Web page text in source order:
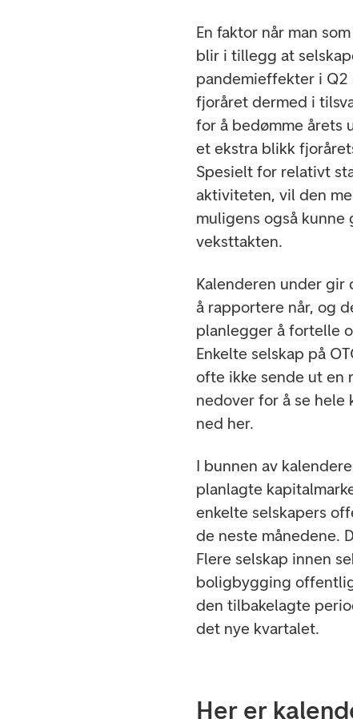
En faktor når man
blir i tillegg at
pandemieffekter i
fjoråret dermed i
for å bedømme årets
et ekstra blikk
Spesielt for relativt
aktiviteten, vil den
muligens også
veksttakten.
Kalenderen under gir
å rapportere når, og
planlegger å fortelle
Enkelte selskap på
ofte ikke sende ut en
nedover for å se
ned her.
I bunnen av
planlagte
enkelte selskapers
de neste månedene.
Flere selskap innen
boligbygging
den tilbakelagte
det nye kvartalet.
Her er